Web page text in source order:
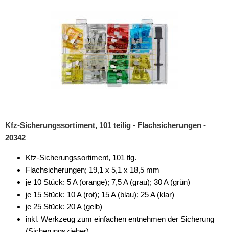
Kfz-Sicherungssortiment, 101 teilig - Flachsicherungen -
20342
Kfz-Sicherungssortiment, 101 tlg.
Flachsicherungen; 19,1 x 5,1 x 18,5 mm
je 10 Stück: 5 A (orange); 7,5 A (grau); 30 A (grün)
je 15 Stück: 10 A (rot); 15 A (blau); 25 A (klar)
je 25 Stück: 20 A (gelb)
inkl. Werkzeug zum einfachen entnehmen der Sicherung